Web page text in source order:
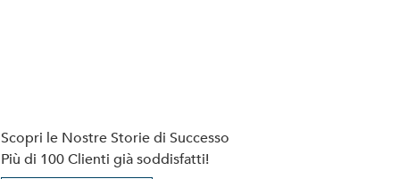
Scopri le Nostre Storie di Successo
Più di 100 Clienti già soddisfatti!